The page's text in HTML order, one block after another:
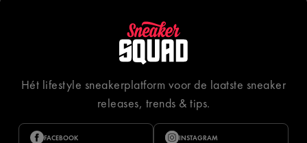
Hét lifestyle sneakerplatform voor de laatste sneaker
releases, trends & tips.
FACEBOOK INSTAGRAM